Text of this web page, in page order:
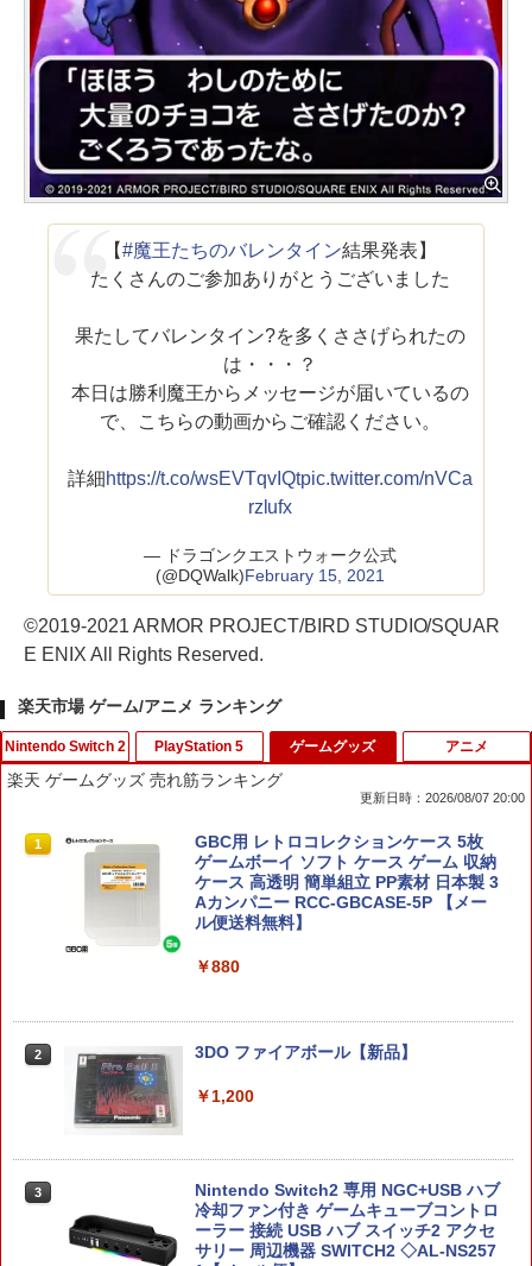
【#魔王たちのバレンタイン結果発表】
たくさんのご参加ありがとうございました
果たしてバレンタイン?を多くささげられたの
は・・・？
本日は勝利魔王からメッセージが届いているの
で、こちらの動画からご確認ください。
詳細https://t.co/wsEVTqvIQtpic.twitter.com/nVCa
rzlufx
— ドラゴンクエストウォーク公式
(@DQWalk)February 15, 2021
©2019-2021 ARMOR PROJECT/BIRD STUDIO/SQUAR
E ENIX All Rights Reserved.
楽天市場 ゲーム/アニメ ランキング
Nintendo Switch 2
1
【楽天ブックス限定特典+特典】METAL
GEAR SOLID : MASTER COLLECTION
Vol.2 Switch2版(2連アクリルキーホル
ダー+【早期購入封入特典】DLCチラシ)
品】【NS2】The Elder Scrolls IV: Obli
約品]
3est Switch2用 横置きドックスタンド
[GU-S2F088]
PlayStation 5
1
【複数購入で★最大約58％OFF】 ＼レ
ビュー特典付／PS5 コントローラー ステ
ィック キャップ カバー アナログスティ
ックカバー コントローラー カバー 10個
セット 交換用 PS4 DualSense Edge ジ
止め ホコリ防止 ブラック RPP RP1
【中古】Marvel’s Spider−Man： Miles
￥1,620
ゲームグッズ
楽天 ゲームグッズ 売れ筋ランキング
更新日時：2026/08/07 20:00
1
GBC用 レトロコレクションケース 5枚
ゲームボーイ ソフト ケース ゲーム 収納
ケース 高透明 簡単組立 PP素材 日本製 3
Aカンパニー RCC-GBCASE-5P 【メー
ル便送料無料】
￥880
2 3DO ファイアボール【新品】
￥1,200
3
Nintendo Switch2 専用 NGC+USB ハブ
冷却ファン付き ゲームキューブコントロ
ーラー 接続 USB ハブ スイッチ2 アクセ
サリー 周辺機器 SWITCH2 ◇AL-NS257
アニメ